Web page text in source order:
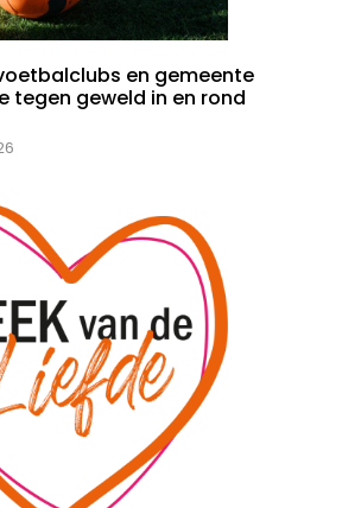
en gemeente
tegen geweld in en rond